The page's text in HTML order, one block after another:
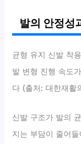
발의 안정성
균형 유지 신발 착
발 변형 진행 속도
다 (출처: 대한재활
신발 구조가 발의
지는 부담이 줄어